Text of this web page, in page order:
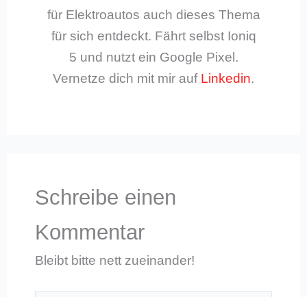
für Elektroautos auch dieses Thema
für sich entdeckt. Fährt selbst Ioniq
5 und nutzt ein Google Pixel.
Vernetze dich mit mir auf Linkedin.
Schreibe einen
Kommentar
Bleibt bitte nett zueinander!